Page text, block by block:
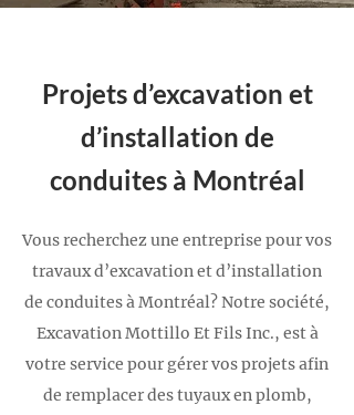
Projets d’excavation et
d’installation de
conduites à Montréal
Vous recherchez une entreprise pour vos
travaux d’excavation et d’installation
de conduites à Montréal? Notre société,
Excavation Mottillo Et Fils Inc., est à
votre service pour gérer vos projets afin
de remplacer des tuyaux en plomb,